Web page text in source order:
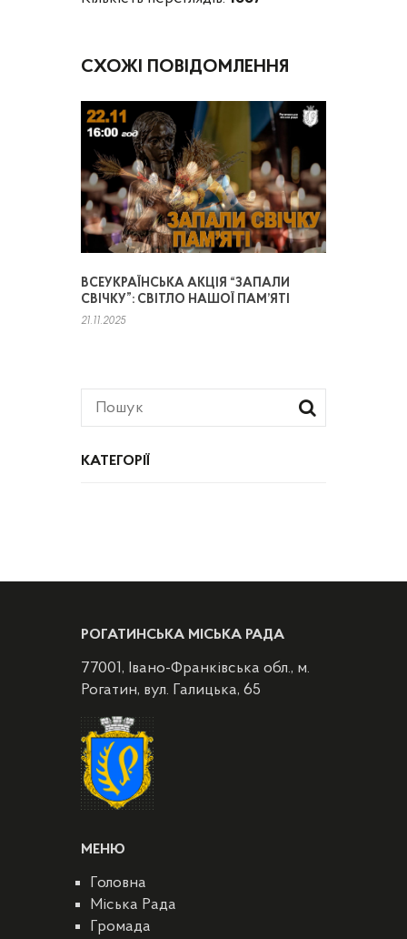
КАТЕГОРІЇ
СХОЖІ ПОВІДОМЛЕННЯ
ВСЕУКРАЇНСЬКА АКЦІЯ “ЗАПАЛИ
СВІЧКУ”: СВІТЛО НАШОЇ ПАМ’ЯТІ
21.11.2025
РОГАТИНСЬКА МІСЬКА РАДА
77001, Івано-Франківська обл., м.
Рогатин, вул. Галицька, 65
МЕНЮ
Головна
Міська Рада
Громада